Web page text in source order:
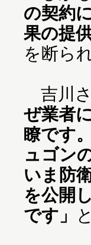
の契約
果の提
を断ら
吉川
ぜ業者
瞭です
ュゴン
いま防
を公開
です」